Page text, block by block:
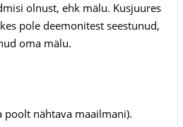
olnust, ehk mälu. Kusjuures
pole deemonitest seestunud,
oma mälu.
poolt nähtava maailmani).